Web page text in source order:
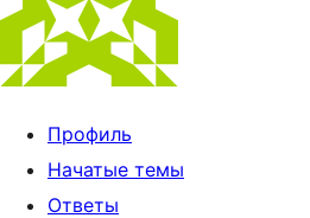
Профиль
Начатые темы
Ответы